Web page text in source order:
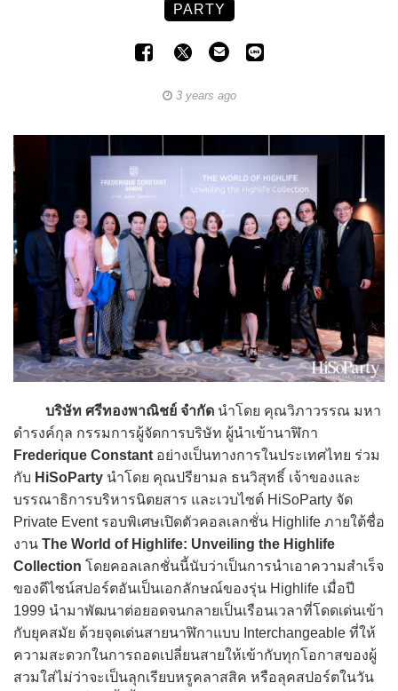
PARTY
3 years ago
บริษัท ศรีทองพาณิชย์ จำกัด นำโดย คุณวิภาวรรณ มหา
ดำรงค์กุล กรรมการผู้จัดการบริษัท ผู้นำเข้านาฬิกา
Frederique Constant อย่างเป็นทางการในประเทศไทย ร่วม
กับ HiSoParty นำโดย คุณปรียามล ธนวิสุทธิ์ เจ้าของและ
บรรณาธิการบริหารนิตยสาร และเวบไซต์ HiSoParty จัด
Private Event รอบพิเศษเปิดตัวคอลเลกชั่น Highlife ภายใต้ชื่อ
งาน The World of Highlife: Unveiling the Highlife
Collection โดยคอลเลกชั่นนี้นับว่าเป็นการนำเอาความสำเร็จ
ของดีไซน์สปอร์ตอันเป็นเอกลักษณ์ของรุ่น Highlife เมื่อปี
1999 นำมาพัฒนาต่อยอดจนกลายเป็นเรือนเวลาที่โดดเด่นเข้า
กับยุคสมัย ด้วยจุดเด่นสายนาฬิกาแบบ Interchangeable ที่ให้
ความสะดวกในการถอดเปลี่ยนสายให้เข้ากับทุกโอกาสของผู้
สวมใส่ไม่ว่าจะเป็นลุกเรียบหรูคลาสสิค หรือลุคสปอร์ตในวัน